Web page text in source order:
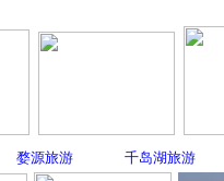
婺源旅游 千岛湖旅游